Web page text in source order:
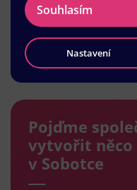
Pojďme
vytvořit něco
v Sobotce
Souhlasím
Nastavení